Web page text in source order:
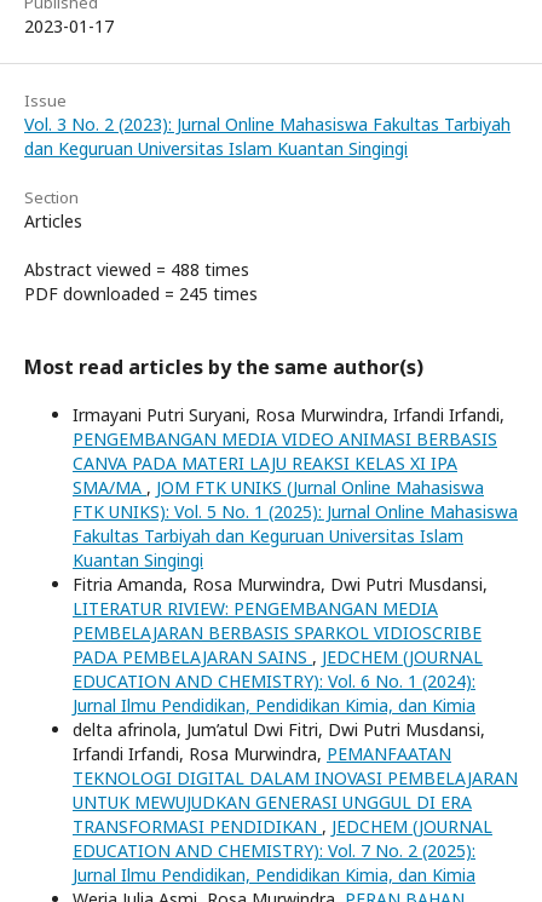
2023-01-17
Issue
Vol. 3 No. 2 (2023): Jurnal Online Mahasiswa Fakultas Tarbiyah
dan Keguruan Universitas Islam Kuantan Singingi
Section
Articles
Abstract viewed = 488 times
PDF downloaded = 245 times
Most read articles by the same author(s)
Irmayani Putri Suryani, Rosa Murwindra, Irfandi Irfandi,
PENGEMBANGAN MEDIA VIDEO ANIMASI BERBASIS
CANVA PADA MATERI LAJU REAKSI KELAS XI IPA
SMA/MA , JOM FTK UNIKS (Jurnal Online Mahasiswa
FTK UNIKS): Vol. 5 No. 1 (2025): Jurnal Online Mahasiswa
Fakultas Tarbiyah dan Keguruan Universitas Islam
Kuantan Singingi
Fitria Amanda, Rosa Murwindra, Dwi Putri Musdansi,
LITERATUR RIVIEW: PENGEMBANGAN MEDIA
PEMBELAJARAN BERBASIS SPARKOL VIDIOSCRIBE
PADA PEMBELAJARAN SAINS , JEDCHEM (JOURNAL
EDUCATION AND CHEMISTRY): Vol. 6 No. 1 (2024):
Jurnal Ilmu Pendidikan, Pendidikan Kimia, dan Kimia
delta afrinola, Jum’atul Dwi Fitri, Dwi Putri Musdansi,
Irfandi Irfandi, Rosa Murwindra, PEMANFAATAN
TEKNOLOGI DIGITAL DALAM INOVASI PEMBELAJARAN
UNTUK MEWUJUDKAN GENERASI UNGGUL DI ERA
TRANSFORMASI PENDIDIKAN , JEDCHEM (JOURNAL
EDUCATION AND CHEMISTRY): Vol. 7 No. 2 (2025):
Jurnal Ilmu Pendidikan, Pendidikan Kimia, dan Kimia